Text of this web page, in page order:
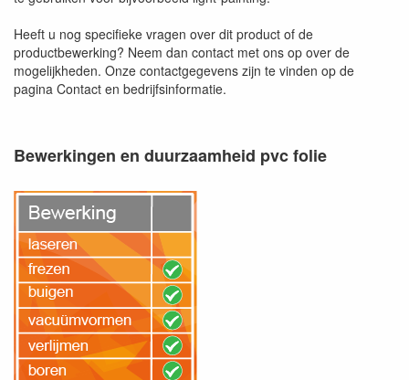
Heeft u nog specifieke vragen over dit product of de
productbewerking? Neem dan contact met ons op over de
mogelijkheden. Onze contactgegevens zijn te vinden op de
pagina Contact en bedrijfsinformatie.
Bewerkingen en duurzaamheid pvc folie